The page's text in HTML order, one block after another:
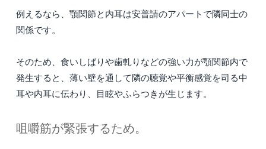
例えるなら、顎関節と内耳は安普請のアパートで隣同士の
関係です。
そのため、食いしばりや歯軋りなどの強い力が顎関節内で
発生すると、薄い壁を通して隣の聴覚や平衡感覚を司る中
耳や内耳に伝わり、目眩やふらつきが生じます。
咀嚼筋が緊張するため。